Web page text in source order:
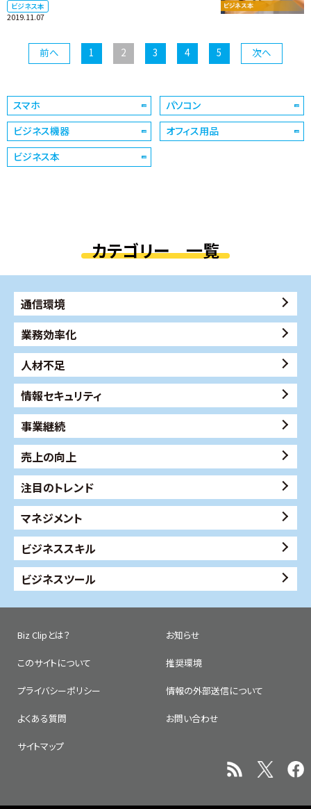
ビジネス本
2019.11.07
前へ 1 2 3 4 5 次へ
スマホ
パソコン
ビジネス機器
オフィス用品
ビジネス本
カテゴリー 一覧
通信環境
業務効率化
人材不足
情報セキュリティ
事業継続
売上の向上
注目のトレンド
マネジメント
ビジネススキル
ビジネスツール
Biz Clipとは？ お知らせ
このサイトについて 推奨環境
プライバシーポリシー 情報の外部送信について
よくある質問 お問い合わせ
サイトマップ